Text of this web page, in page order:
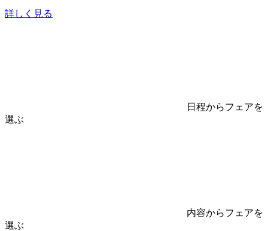
詳しく見る
日程からフェアを
選ぶ
内容からフェアを
選ぶ